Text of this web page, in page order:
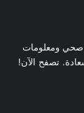
صحي ومعلومات
تصفح الآن!